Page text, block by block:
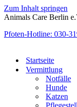
Zum Inhalt springen
Animals Care Berlin
Pfoten-Hotline: 030-
Startseite
Vermittlung
Notfälle
Hunde
Katzen